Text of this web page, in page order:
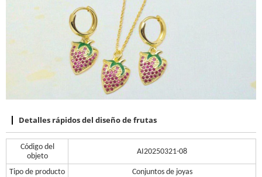
Detalles rápidos del diseño de frutas
Código del
objeto
AI20250321-08
Tipo de producto
Conjuntos de joyas